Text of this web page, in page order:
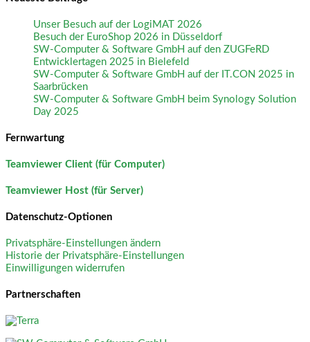
Unser Besuch auf der LogiMAT 2026
Besuch der EuroShop 2026 in Düsseldorf
SW-Computer & Software GmbH auf den ZUGFeRD
Entwicklertagen 2025 in Bielefeld
SW-Computer & Software GmbH auf der IT.CON 2025 in
Saarbrücken
SW-Computer & Software GmbH beim Synology Solution
Day 2025
Fernwartung
Teamviewer Client (für Computer)
Teamviewer Host (für Server)
Datenschutz-Optionen
Privatsphäre-Einstellungen ändern
Historie der Privatsphäre-Einstellungen
Einwilligungen widerrufen
Partnerschaften